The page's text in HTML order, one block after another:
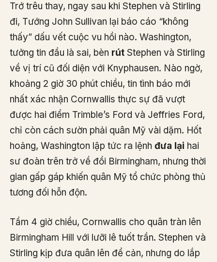
Trớ trêu thay, ngay sau khi Stephen và Stirling
đi, Tướng John Sullivan lại báo cáo “không
thấy” dấu vết cuộc vu hồi nào. Washington,
tưởng tin đầu là sai, bèn rút Stephen và Stirling
về vị trí cũ đối diện với Knyphausen. Nào ngờ,
khoảng 2 giờ 30 phút chiều, tin tình báo mới
nhất xác nhận Cornwallis thực sự đã vượt
được hai điểm Trimble’s Ford và Jeffries Ford,
chỉ còn cách sườn phải quân Mỹ vài dặm. Hốt
hoảng, Washington lập tức ra lệnh đưa lại hai
sư đoàn trên trở về đồi Birmingham, nhưng thời
gian gấp gáp khiến quân Mỹ tổ chức phòng thủ
tương đối hỗn độn.
Tầm 4 giờ chiều, Cornwallis cho quân tràn lên
Birmingham Hill với lưỡi lê tuốt trần. Stephen và
Stirling kịp đưa quân lên để cản, nhưng do lắp